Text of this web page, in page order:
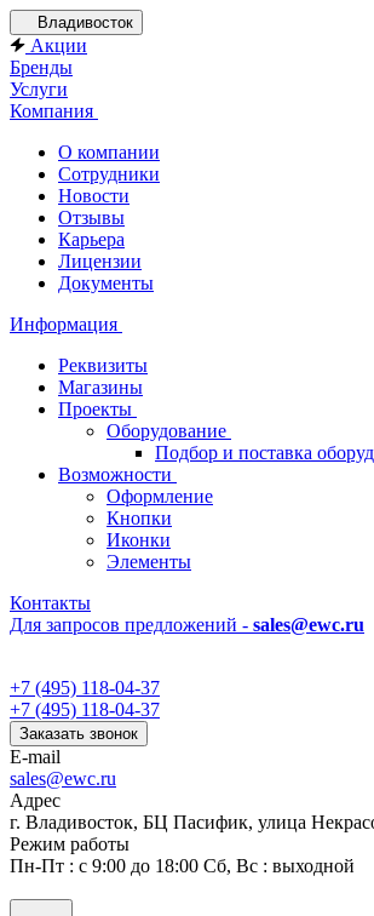
Владивосток
Акции
Бренды
Услуги
Компания
О компании
Сотрудники
Новости
Отзывы
Карьера
Лицензии
Документы
Информация
Реквизиты
Магазины
Проекты
Оборудование
Подбор и поставка
Возможности
Оформление
Кнопки
Иконки
Элементы
Контакты
Для запросов предложений - sales@ewc.ru
+7 (495) 118-04-37
+7 (495) 118-04-37
Заказать звонок
E-mail
sales@ewc.ru
Адрес
г. Владивосток, БЦ Пасифик, улица
Режим работы
Пн-Пт : с 9:00 до 18:00 Сб, Вс : выходной